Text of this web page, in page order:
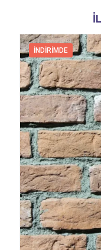
İNDIRIMDE